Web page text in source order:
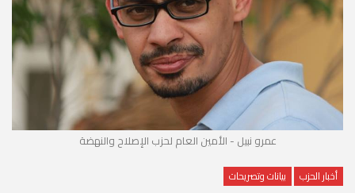
عمرو نبيل - الأمين العام لحزب الإصلاح والنهضة
أخبار الحزب بيانات وتصريحات